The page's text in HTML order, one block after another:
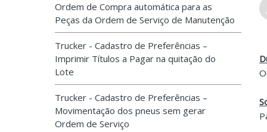
Ordem de Compra automática para as
Peças da Ordem de Serviço de Manutenção
Trucker - Cadastro de Preferências –
Imprimir Títulos a Pagar na quitação do
Lote
Trucker - Cadastro de Preferências –
Movimentação dos pneus sem gerar
Ordem de Serviço